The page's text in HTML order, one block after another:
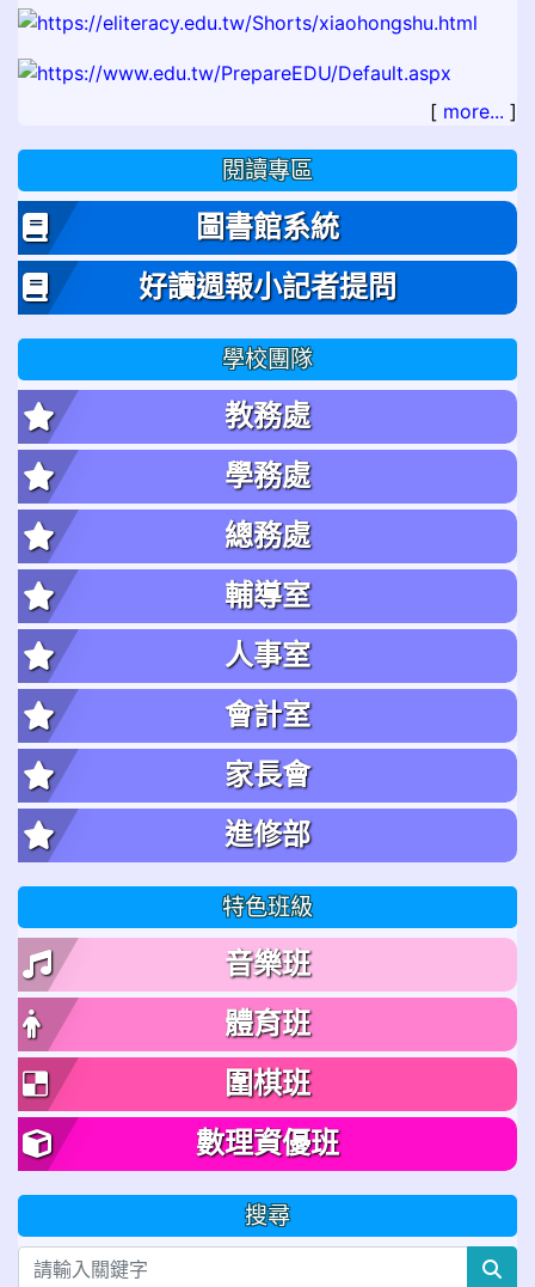
[ more... ]
閱讀專區
圖書館系統
好讀週報小記者提問
學校團隊
教務處
學務處
總務處
輔導室
人事室
會計室
家長會
進修部
特色班級
音樂班
體育班
圍棋班
數理資優班
搜尋